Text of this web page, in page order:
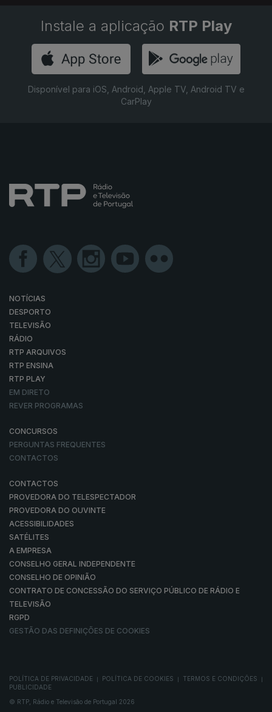
Instale a aplicação RTP Play
Disponível para iOS, Android, Apple TV, Android TV e
CarPlay
NOTÍCIAS
DESPORTO
TELEVISÃO
RÁDIO
RTP ARQUIVOS
RTP ENSINA
RTP PLAY
EM DIRETO
REVER PROGRAMAS
CONCURSOS
PERGUNTAS FREQUENTES
CONTACTOS
CONTACTOS
PROVEDORA DO TELESPECTADOR
PROVEDORA DO OUVINTE
ACESSIBILIDADES
SATÉLITES
A EMPRESA
CONSELHO GERAL INDEPENDENTE
CONSELHO DE OPINIÃO
CONTRATO DE CONCESSÃO DO SERVIÇO PÚBLICO DE RÁDIO E
TELEVISÃO
RGPD
GESTÃO DAS DEFINIÇÕES DE COOKIES
POLÍTICA DE PRIVACIDADE POLÍTICA DE COOKIES TERMOS E CONDIÇÕES
PUBLICIDADE
© RTP, Rádio e Televisão de Portugal 2026